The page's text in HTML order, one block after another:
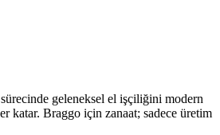
geleneksel el işçiliğini modern
katar. Braggo için zanaat; sadece üretim